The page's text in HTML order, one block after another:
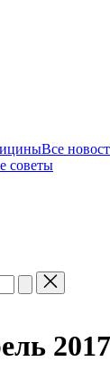
Все
советы
2017